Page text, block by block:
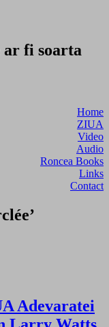
fi soarta
Home
ZIUA
Video
Audio
Roncea Books
Links
Contact
Adevaratei